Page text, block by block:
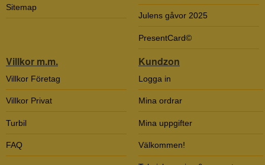
Sitemap
Julens gåvor 2025
PresentCard©
Villkor m.m.
Villkor Företag
Villkor Privat
Turbil
FAQ
Kundzon
Logga in
Mina ordrar
Mina uppgifter
Välkommen!